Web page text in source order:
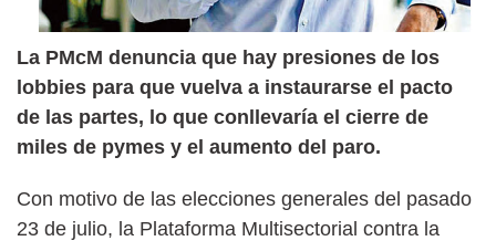
La PMcM denuncia que hay presiones de los
lobbies para que vuelva a instaurarse el pacto
de las partes, lo que conllevaría el cierre de
miles de pymes y el aumento del paro.
Con motivo de las elecciones generales del pasado
23 de julio, la Plataforma Multisectorial contra la